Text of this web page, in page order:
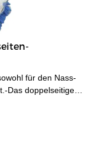
für den Nass-
Das doppelseitige
Seite könnte zur
des Bodens
vom Mopp